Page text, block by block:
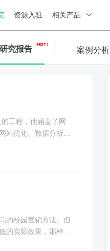
资源入驻 相关产品
研究报告 案例分析
工程，他涵盖了网
站优化、数据分析、
的校园营销方法。但
的实际效果，那样的